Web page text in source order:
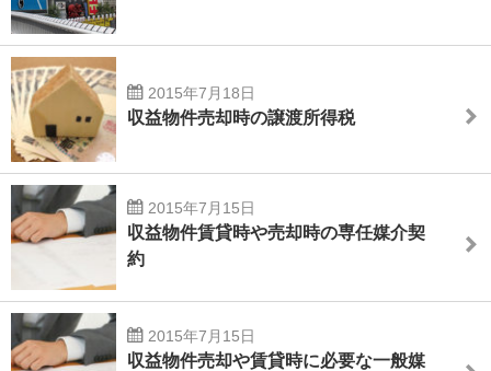
2015年7月18日
収益物件売却時の譲渡所得税
2015年7月15日
収益物件賃貸時や売却時の専任媒介契
約
2015年7月15日
収益物件売却や賃貸時に必要な一般媒